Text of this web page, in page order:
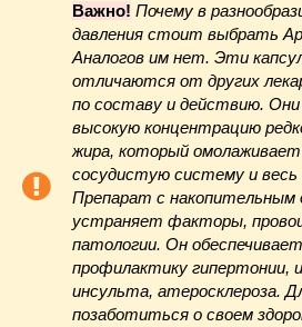
Важно! Почему в
давления стоит выбрать
Аналогов им нет. Эти
отличаются от других
по составу и действию.
высокую концентрацию
жира, который омолаживает
сосудистую систему и весь
Препарат с накопительным
устраняет факторы,
патологии. Он
профилактику гипертонии,
инсульта, атеросклероза.
позаботиться о своем